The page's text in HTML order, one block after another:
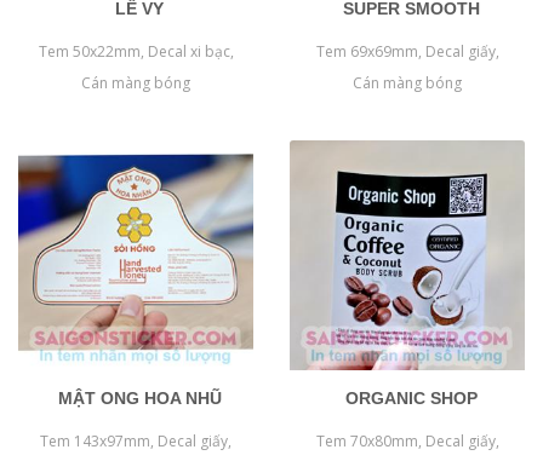
LÊ VY
Tem 50x22mm, Decal xi bạc,
Cán màng bóng
SUPER SMOOTH
Tem 69x69mm, Decal giấy,
Cán màng bóng
MẬT ONG HOA NHŨ
Tem 143x97mm, Decal giấy,
ORGANIC SHOP
Tem 70x80mm, Decal giấy,